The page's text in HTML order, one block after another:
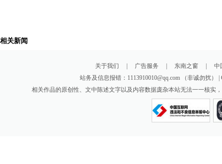
相关新闻
关于我们 广告服务 东南之窗
中
站务及信息报错：1113910010@qq.com （非诚勿扰
相关作品的原创性、文中陈述文字以及内容数据庞杂本站无法一一核实